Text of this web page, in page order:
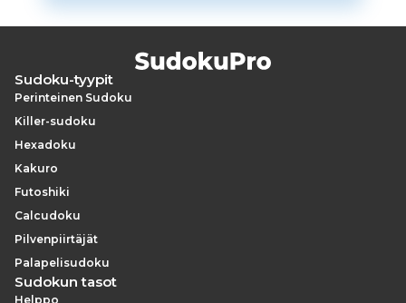
Sudoku-tyypit
Perinteinen Sudoku
Killer-sudoku
Hexadoku
Kakuro
Futoshiki
Calcudoku
Pilvenpiirtäjät
Palapelisudoku
Sudokun tasot
Helppo